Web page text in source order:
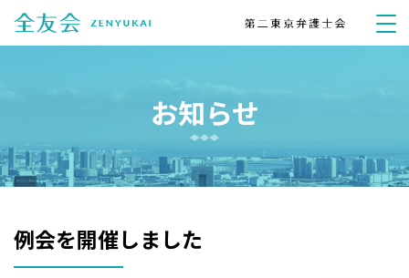
お知らせ
例会を開催しました